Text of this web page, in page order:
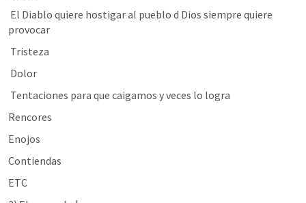
provocar
Tristeza
Dolor
Tentaciones para que caigamos y veces lo logra
Rencores
Enojos
Contiendas
ETC